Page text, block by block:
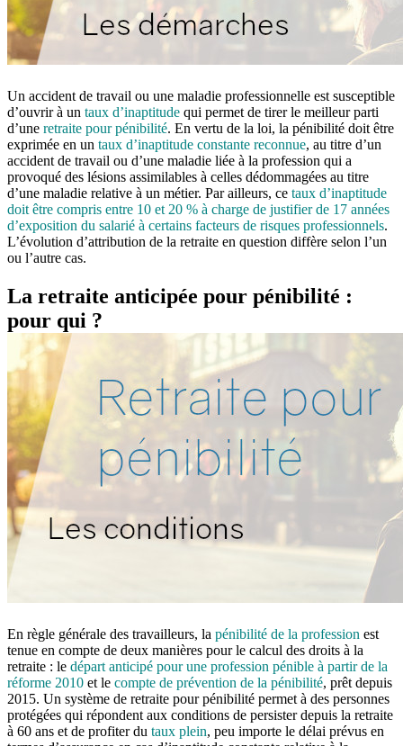
Un accident de travail ou une maladie professionnelle est susceptible
d’ouvrir à un taux d’inaptitude qui permet de tirer le meilleur parti
d’une retraite pour pénibilité. En vertu de la loi, la pénibilité doit être
exprimée en un taux d’inaptitude constante reconnue, au titre d’un
accident de travail ou d’une maladie liée à la profession qui a
provoqué des lésions assimilables à celles dédommagées au titre
d’une maladie relative à un métier. Par ailleurs, ce taux d’inaptitude
doit être compris entre 10 et 20 % à charge de justifier de 17 années
d’exposition du salarié à certains facteurs de risques professionnels.
L’évolution d’attribution de la retraite en question diffère selon l’un
ou l’autre cas.
La retraite anticipée pour pénibilité :
pour qui ?
En règle générale des travailleurs, la pénibilité de la profession est
tenue en compte de deux manières pour le calcul des droits à la
retraite : le départ anticipé pour une profession pénible à partir de la
réforme 2010 et le compte de prévention de la pénibilité, prêt depuis
2015. Un système de retraite pour pénibilité permet à des personnes
protégées qui répondent aux conditions de persister depuis la retraite
à 60 ans et de profiter du taux plein, peu importe le délai prévus en